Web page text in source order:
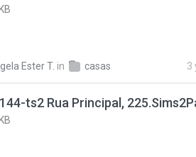
Ester T. in casas 3
ts2 Rua Principal,